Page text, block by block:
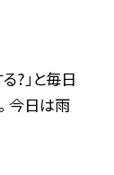
?」と毎日
今日は雨